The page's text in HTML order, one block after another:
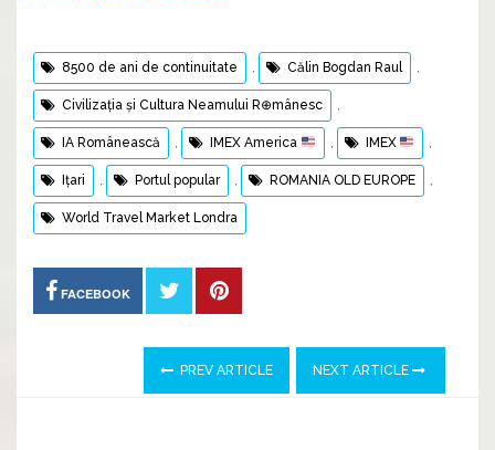
8500 de ani de continuitate , Călin Bogdan Raul ,
Civilizația și Cultura Neamului R⊕mânesc ,
IA Românească , IMEX America , IMEX ,
Ițari , Portul popular , ROMANIA OLD EUROPE ,
World Travel Market Londra
FACEBOOK
PREV ARTICLE NEXT ARTICLE